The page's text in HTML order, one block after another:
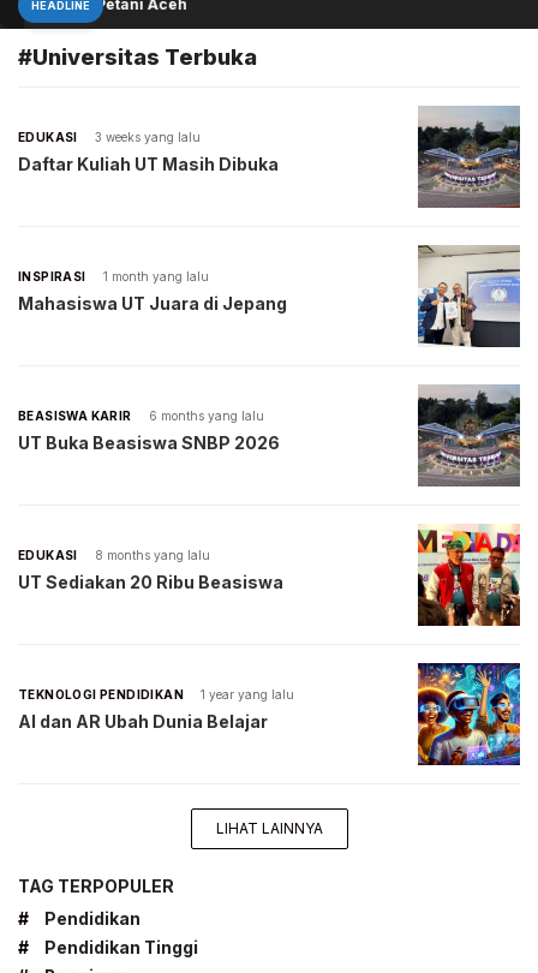
HEADLINE
Bantu Petani Aceh
#Universitas Terbuka
EDUKASI 3 weeks yang lalu
Daftar Kuliah UT Masih Dibuka
INSPIRASI 1 month yang lalu
Mahasiswa UT Juara di Jepang
BEASISWA KARIR 6 months yang lalu
UT Buka Beasiswa SNBP 2026
EDUKASI 8 months yang lalu
UT Sediakan 20 Ribu Beasiswa
TEKNOLOGI PENDIDIKAN 1 year yang lalu
AI dan AR Ubah Dunia Belajar
LIHAT LAINNYA
TAG TERPOPULER
#
Pendidikan
#
Pendidikan Tinggi